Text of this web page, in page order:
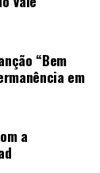
“Bem
em
a